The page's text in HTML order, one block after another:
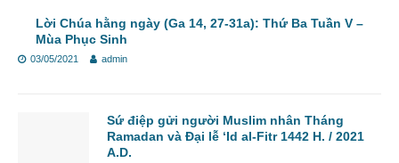
Lời Chúa hằng ngày (Ga 14, 27-31a): Thứ Ba Tuần V –
Mùa Phục Sinh
03/05/2021 admin
Sứ điệp gửi người Muslim nhân Tháng
Ramadan và Đại lễ ‘Id al-Fitr 1442 H. / 2021
A.D.